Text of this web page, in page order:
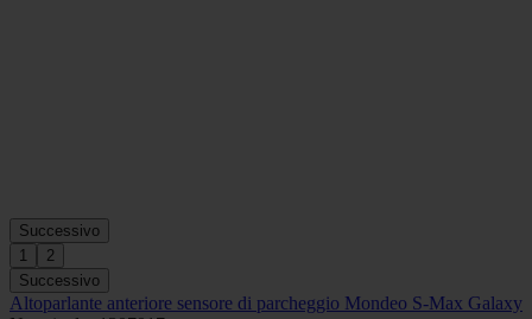
Successivo
1
2
Successivo
Altoparlante anteriore sensore di parcheggio Mondeo S-Max Galaxy